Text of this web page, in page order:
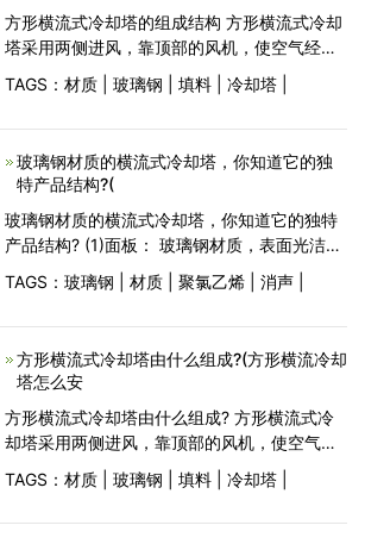
方形横流式冷却塔的组成结构 方形横流式冷却
塔采用两侧进风，靠顶部的风机，使空气经由
塔两侧的填料，与热水进行介质交换，湿热空
气再排向塔外。填料采用两面有凸点的点波
TAGS： 材质| 玻璃钢 填料| 冷却塔|
玻璃钢材质的横流式冷却塔，你知道它的独
特产品结构?(
玻璃钢材质的横流式冷却塔，你知道它的独特
产品结构? (1)面板： 玻璃钢材质，表面光洁美
观，耐腐蚀，防老化。 (2)填料： 为改性聚氯
乙烯双向点波片，热力性能好，气流阻力小，
TAGS： 玻璃钢 材质| 聚氯乙烯| 消声|
方形横流式冷却塔由什么组成?(方形横流冷却
塔怎么安
方形横流式冷却塔由什么组成? 方形横流式冷
却塔采用两侧进风，靠顶部的风机，使空气经
由塔两侧的填料，与热水进行介质交换，湿热
空气再排向塔外。填料采用两面有凸点的点波
TAGS： 材质| 玻璃钢 填料| 冷却塔|